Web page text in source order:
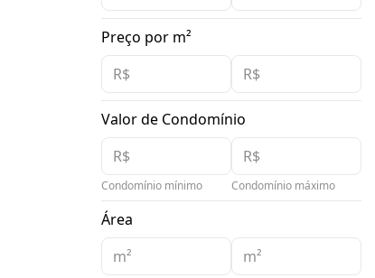
Preço por m²
Valor de Condomínio
Condomínio mínimo Condomínio máximo
Área